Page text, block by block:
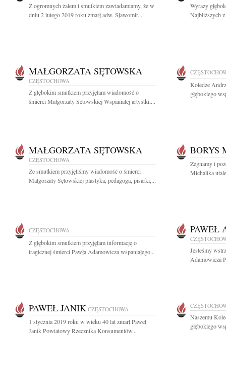
Z ogromnych żalem i smutkiem zawiadamiamy, że w
dniu 2 lutego 2019 roku zmarł adw. Sławomir...
Wyrazy
Najbliższych
MAŁGORZATA SĘTOWSKA
CZĘSTOCHOWA
Z głębokim smutkiem przyjęłam wiadomość o
śmierci Małgorzaty Sętowskiej Wspaniałej artystki,...
Koledze
głębokiego
MAŁGORZATA SĘTOWSKA
CZĘSTOCHOWA
Ze smutkiem przyjęliśmy wiadomość o śmierci
Małgorzaty Sętowskiej plastyka, pedagoga, pisarki,...
BORYS
Żegnamy i
Michalika
CZĘSTOCHOWA
Z głębokim smutkiem przyjęłam informację o
tragicznej śmierci Pawła Adamowicza wspaniałego...
PAWEŁ
Jesteśmy
Adamowicza
PAWEŁ JANIK CZĘSTOCHOWA
1 stycznia 2019 roku w wieku 40 lat zmarł Paweł
Janik Powiatowy Rzecznika Konsumentów...
Naszemu
głębokiego